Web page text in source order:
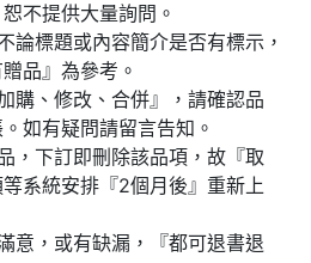
不提供大量詢問。
論標題或內容簡介是否有標示，
品』為參考。
購、修改、合併』，請確認品
如有疑問請留言告知。
，下訂即刪除該品項，故『取
系統安排『2個月後』重新上
意，或有缺漏，『都可退書退